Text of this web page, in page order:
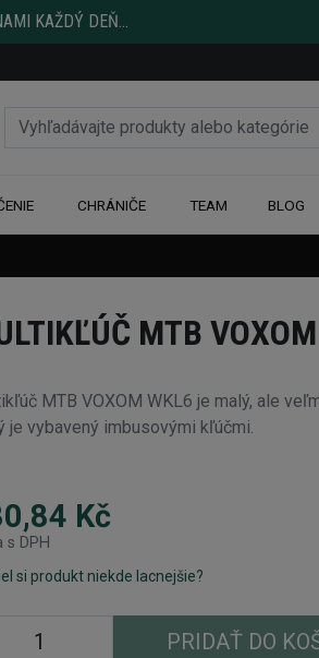
KAŽDÝ DEŇ...
CHRÁNIČE TEAM BLOG
MTB
MTB VOXOM WKL6 je malý, ale
je vybavený imbusovými kľúčmi.
Kč
s DPH
si produkt niekde lacnejšie?
PRIDAŤ DO